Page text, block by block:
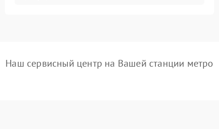
Наш сервисный центр на Вашей станции метро